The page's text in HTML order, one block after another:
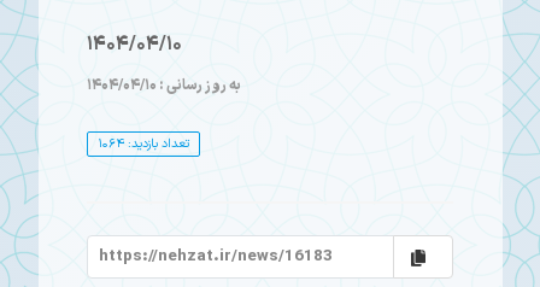
1404/04/10
به روز رسانی : 1404/04/10
تعداد بازدید: 1064